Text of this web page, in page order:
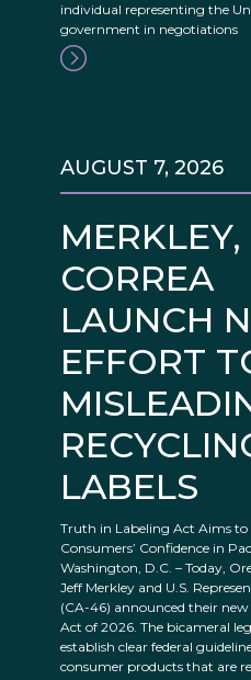
individual representing the
government in negotiations
MERKLEY,
CORREA
LAUNCH
EFFORT
LABELS
AUGUST 7, 2026
Truth in Labeling Act Aims to
Consumers’ Confidence in
Washington, D.C. – Today,
Jeff Merkley and U.S.
(CA-46) announced their
Act of 2026. The bicameral
establish clear federal
consumer products that are